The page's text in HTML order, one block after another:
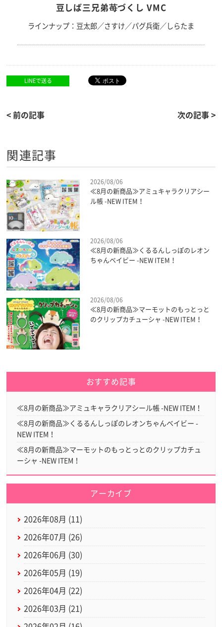
豆しば三兄弟苺づくし VMC
ラインナップ：豆太郎／さすけ／パグ兵衛／しらたま
LINEで送る
< 前の記事 次の記事 >
関連記事
2026/08/06
≪8月の新商品≫アミュキャラクリアシー
ル帳 -NEW ITEM！
2026/08/06
≪8月の新商品≫くるるんしっぽのレオン
ちゃんベイビー -NEW ITEM！
2026/08/06
≪8月の新商品≫マーモットのもっとっと
のクリップカチューシャ -NEW ITEM！
おすすめ記事
≪8月の新商品≫アミュキャラクリアシール帳 -NEW ITEM！
≪8月の新商品≫くるるんしっぽのレオンちゃんベイビー -
NEW ITEM！
≪8月の新商品≫マーモットのもっとっとのクリップカチュ
ーシャ -NEW ITEM！
アーカイブ
2026年08月 (11)
2026年07月 (26)
2026年06月 (30)
2026年05月 (19)
2026年04月 (22)
2026年03月 (21)